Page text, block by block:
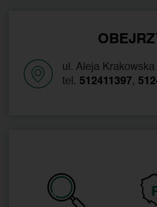
ul. Aleja
tel. 512411397,